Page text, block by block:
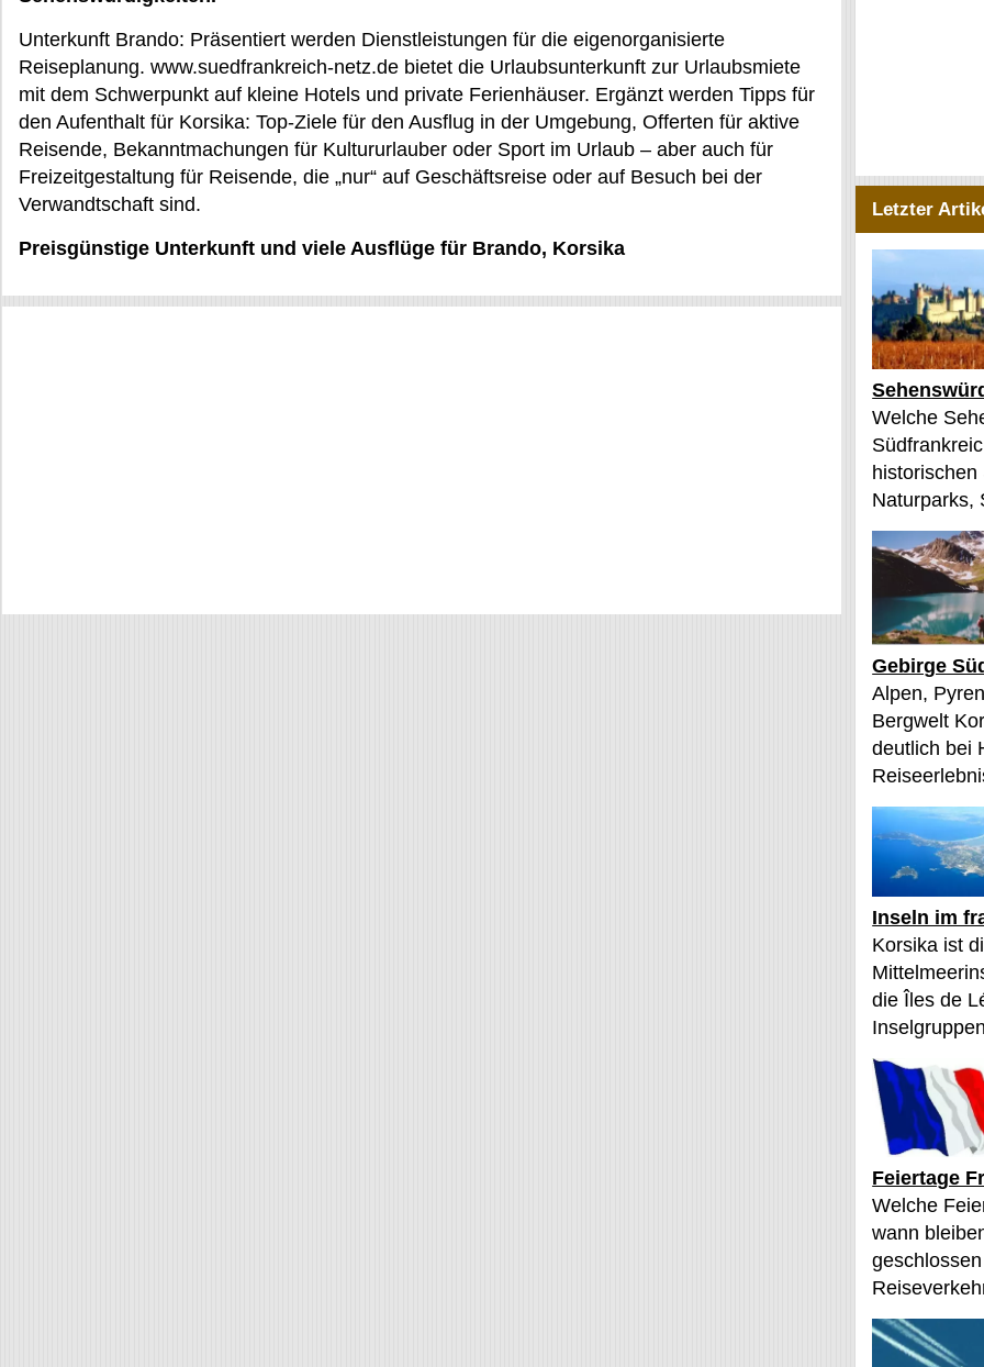
Unterkunft Brando: Präsentiert werden Dienstleistungen für die eigenorganisierte
Reiseplanung. www.suedfrankreich-netz.de bietet die Urlaubsunterkunft zur Urlaubsmiete
mit dem Schwerpunkt auf kleine Hotels und private Ferienhäuser. Ergänzt werden Tipps für
den Aufenthalt für Korsika: Top-Ziele für den Ausflug in der Umgebung, Offerten für aktive
Reisende, Bekanntmachungen für Kultururlauber oder Sport im Urlaub – aber auch für
Freizeitgestaltung für Reisende, die „nur“ auf Geschäftsreise oder auf Besuch bei der
Verwandtschaft sind.
Preisgünstige Unterkunft und viele Ausflüge für Brando, Korsika
Letzter
Welche
Naturparks,
Gebirge
Alpen,
Bergwelt
deutlich bei
Inseln im
Korsika ist
die Îles de
Feiertage
Welche
wann